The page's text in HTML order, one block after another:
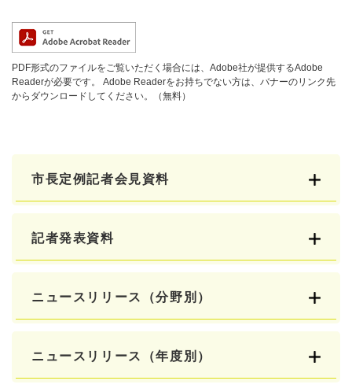
PDF形式のファイルをご覧いただく場合には、Adobe社が提供するAdobe
Readerが必要です。
Adobe Readerをお持ちでない方は、バナーのリンク先
からダウンロードしてください。（無料）
市長定例記者会見資料
記者発表資料
ニュースリリース（分野別）
ニュースリリース（年度別）